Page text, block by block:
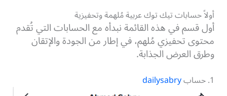
أولاً حسابات تيك توك عربية مُلهمة وتحفيزية
أول قسم في هذه القائمة نبدأه مع الحسابات التي تُقدم
محتوى تحفيزي مُلهم، في إطار من الجودة والإتقان
وطرق العرض الجذابة.
1. حساب dailysabry